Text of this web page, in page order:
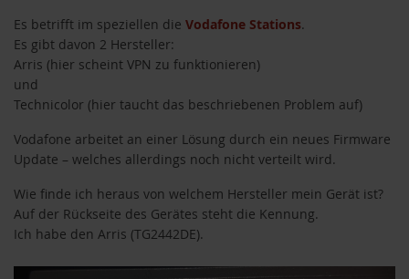
Es betrifft im speziellen die Vodafone Stations.
Es gibt davon 2 Hersteller:
Arris (hier scheint VPN zu funktionieren)
und
Technicolor (hier taucht das beschriebenen Problem auf)
Vodafone arbeitet an einer Lösung durch ein neues Firmware
Update – welches allerdings noch nicht verteilt wird.
Wie finde ich heraus von welchem Hersteller mein Gerät ist?
Auf der Rückseite des Gerätes steht die Kennung.
Ich habe den Arris (TG2442DE).